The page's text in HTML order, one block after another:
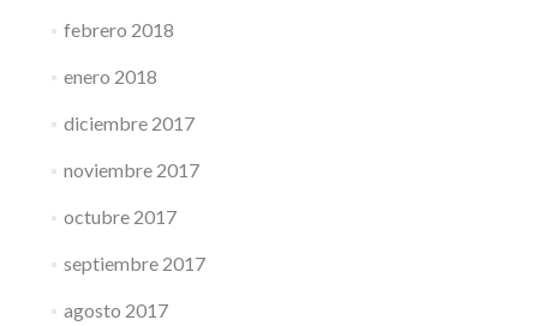
febrero 2018
enero 2018
diciembre 2017
noviembre 2017
octubre 2017
septiembre 2017
agosto 2017